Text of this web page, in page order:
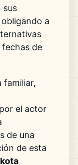
sus
a
fechas de
familiar,
el actor
de una
de esta